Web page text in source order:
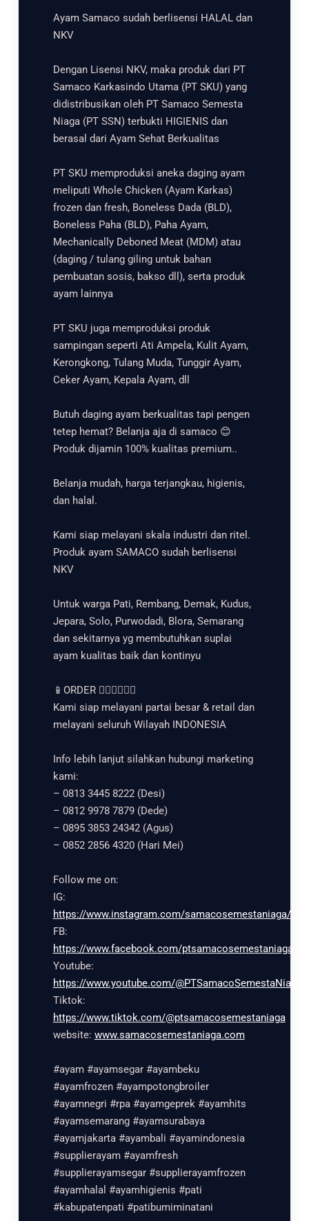
Ayam Samaco sudah berlisensi HALAL dan
NKV
Dengan Lisensi NKV, maka produk dari PT
Samaco Karkasindo Utama (PT SKU) yang
didistribusikan oleh PT Samaco Semesta
Niaga (PT SSN) terbukti HIGIENIS dan
berasal dari Ayam Sehat Berkualitas
PT SKU memproduksi aneka daging ayam
meliputi Whole Chicken (Ayam Karkas)
frozen dan fresh, Boneless Dada (BLD),
Boneless Paha (BLD), Paha Ayam,
Mechanically Deboned Meat (MDM) atau
(daging / tulang giling untuk bahan
pembuatan sosis, bakso dll), serta produk
ayam lainnya
PT SKU juga memproduksi produk
sampingan seperti Ati Ampela, Kulit Ayam,
Kerongkong, Tulang Muda, Tunggir Ayam,
Ceker Ayam, Kepala Ayam, dll
Butuh daging ayam berkualitas tapi pengen
tetep hemat? Belanja aja di samaco 😊
Produk dijamin 100% kualitas premium..
Belanja mudah, harga terjangkau, higienis,
dan halal.
Kami siap melayani skala industri dan ritel.
Produk ayam SAMACO sudah berlisensi
NKV
Untuk warga Pati, Rembang, Demak, Kudus,
Jepara, Solo, Purwodadi, Blora, Semarang
dan sekitarnya yg membutuhkan suplai
ayam kualitas baik dan kontinyu
📱ORDER 👇🏻👇🏻👇🏻
Kami siap melayani partai besar & retail dan
melayani seluruh Wilayah INDONESIA
Info lebih lanjut silahkan hubungi marketing
kami:
– 0813 3445 8222 (Desi)
– 0812 9978 7879 (Dede)
– 0895 3853 24342 (Agus)
– 0852 2856 4320 (Hari Mei)
Follow me on:
IG:
https://www.instagram.com/samacosemestaniaga/
FB:
https://www.facebook.com/ptsamacosemestaniaga
Youtube:
https://www.youtube.com/@PTSamacoSemestaNiaga
Tiktok:
https://www.tiktok.com/@ptsamacosemestaniaga
website: www.samacosemestaniaga.com
#ayam #ayamsegar #ayambeku
#ayamfrozen #ayampotongbroiler
#ayamnegri #rpa #ayamgeprek #ayamhits
#ayamsemarang #ayamsurabaya
#ayamjakarta #ayambali #ayamindonesia
#supplierayam #ayamfresh
#supplierayamsegar #supplierayamfrozen
#ayamhalal #ayamhigienis #pati
#kabupatenpati #patibumiminatani